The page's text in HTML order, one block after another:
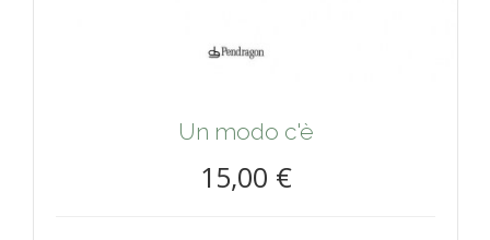
Un modo c'è
15,00 €